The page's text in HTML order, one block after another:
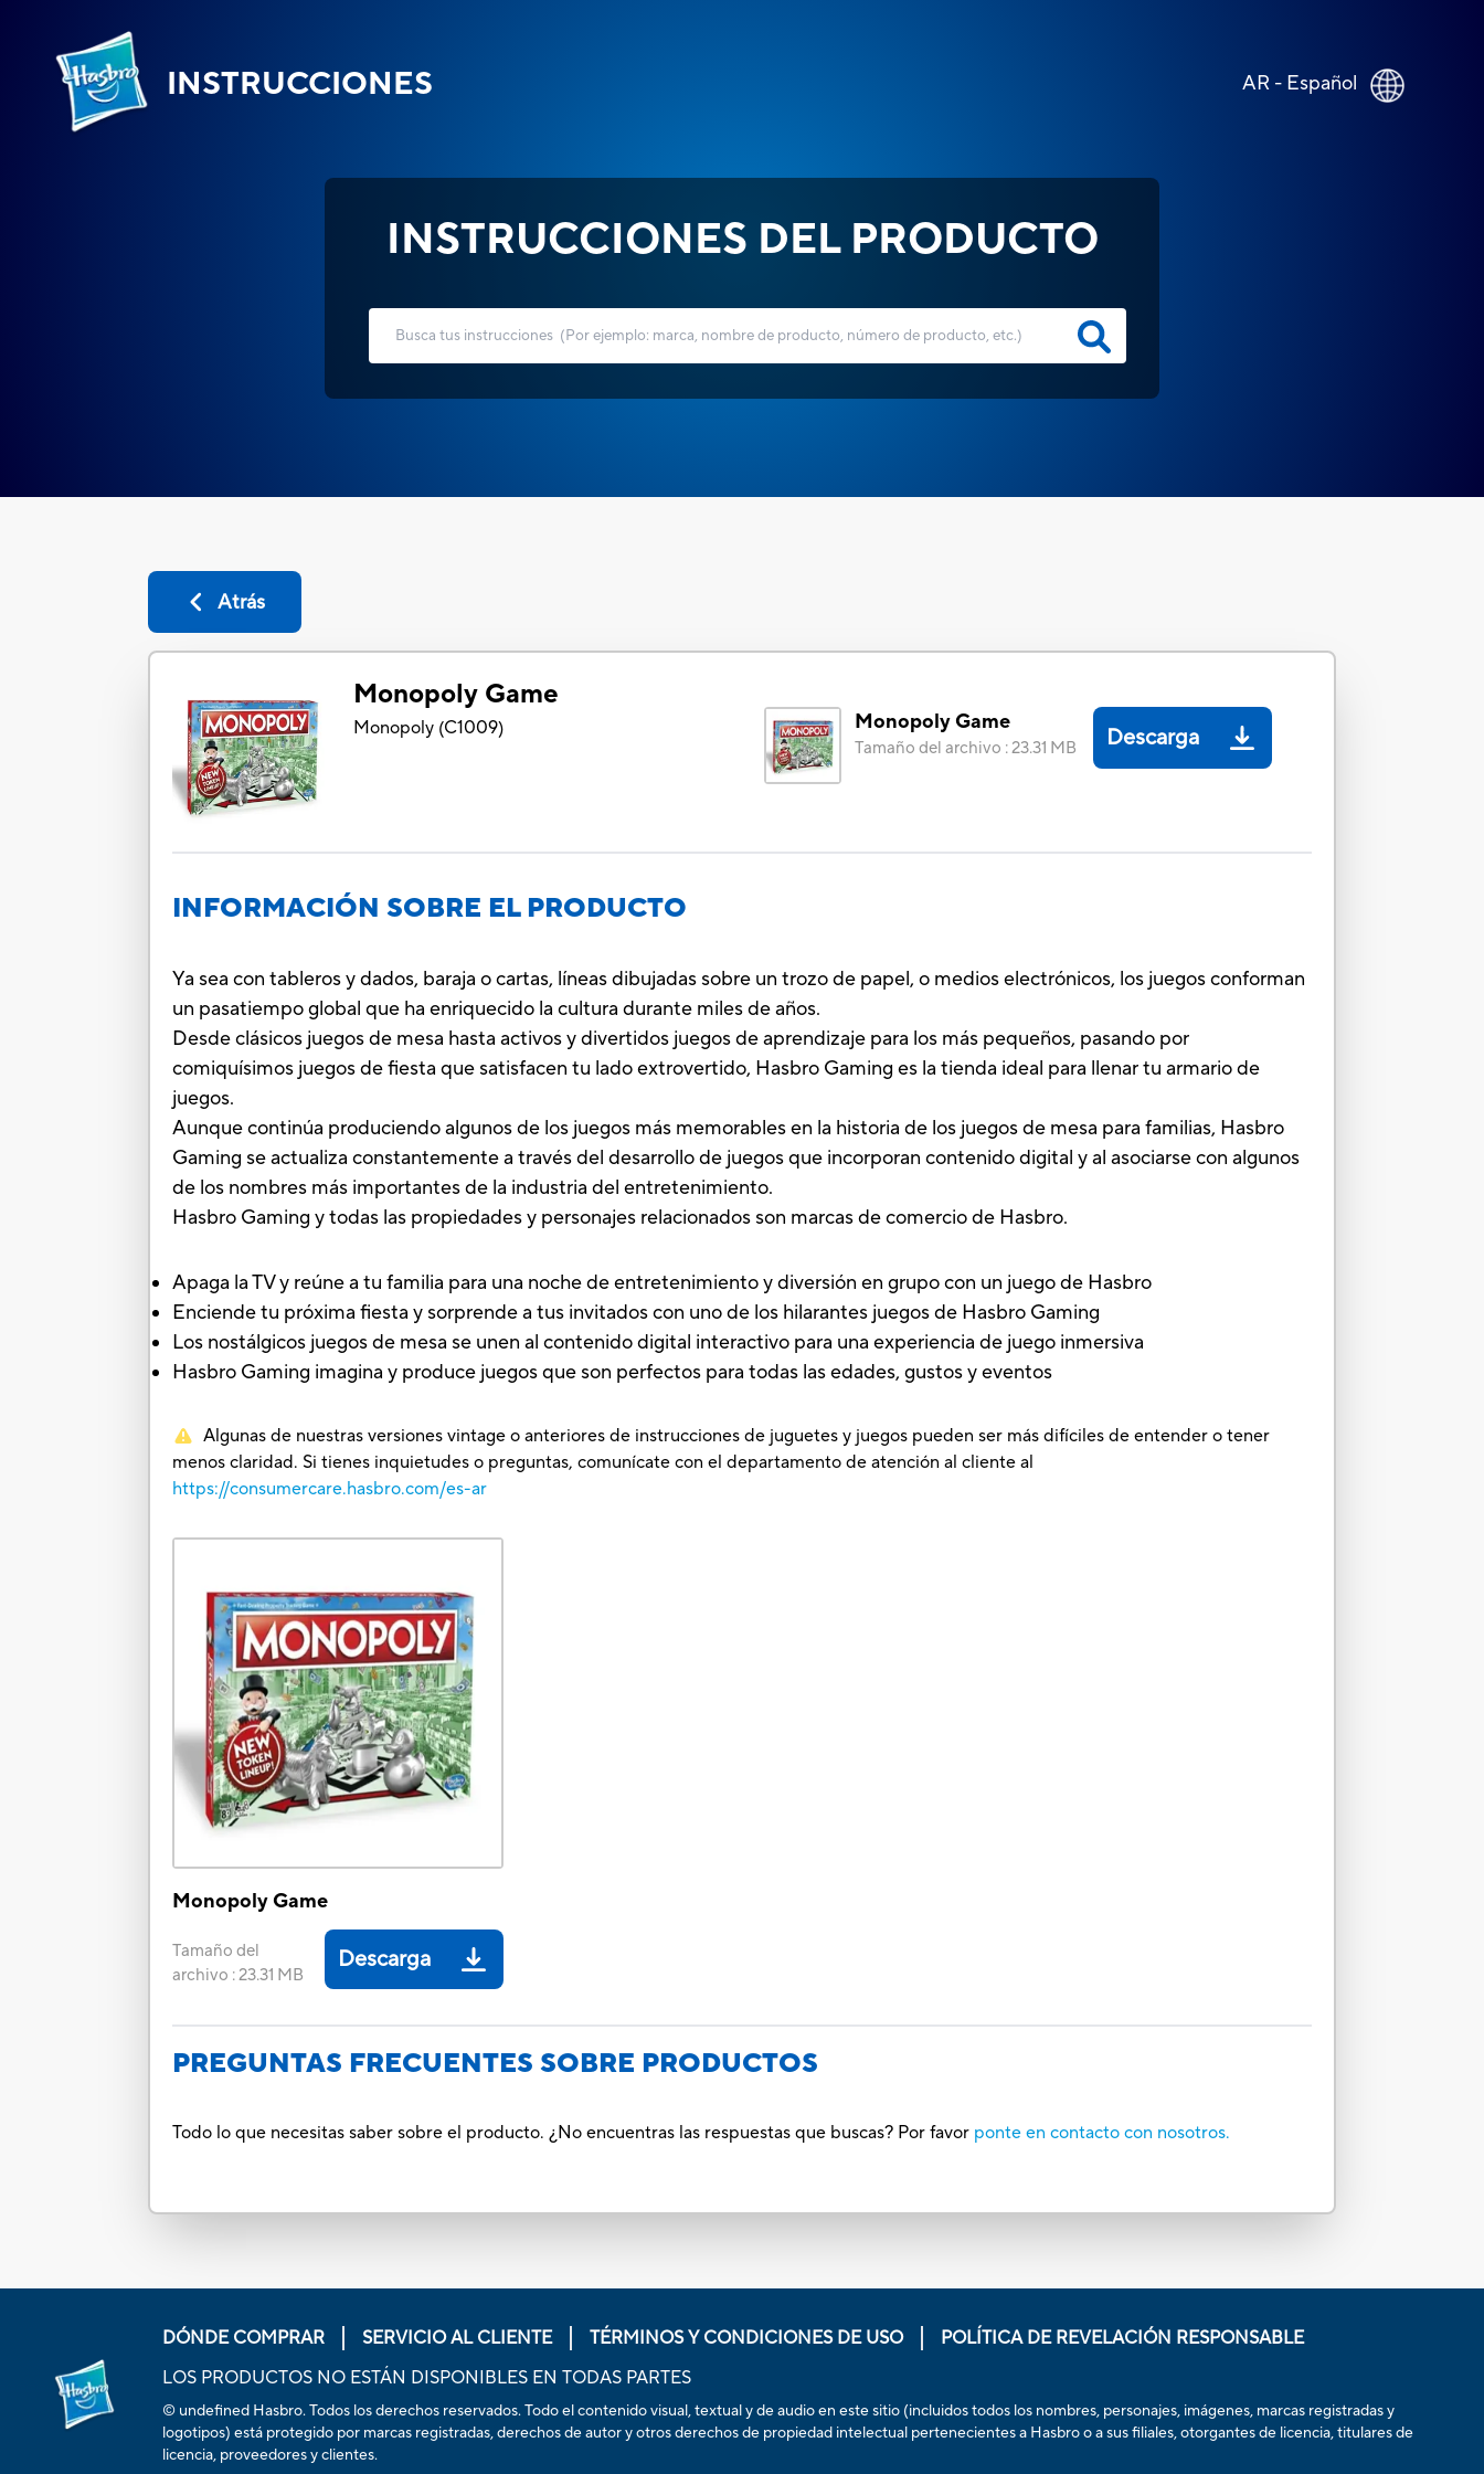
INSTRUCCIONES AR - Español
INSTRUCCIONES DEL PRODUCTO
Atrás
Monopoly Game
Monopoly (C1009) Monopoly Game
Tamaño del archivo :23.31 MB Descarga
INFORMACIÓN SOBRE EL PRODUCTO
Ya sea con tableros y dados, baraja o cartas, líneas dibujadas sobre un trozo de papel, o medios electrónicos, los juegos conforman
un pasatiempo global que ha enriquecido la cultura durante miles de años.
Desde clásicos juegos de mesa hasta activos y divertidos juegos de aprendizaje para los más pequeños, pasando por
comiquísimos juegos de fiesta que satisfacen tu lado extrovertido, Hasbro Gaming es la tienda ideal para llenar tu armario de
juegos.
Aunque continúa produciendo algunos de los juegos más memorables en la historia de los juegos de mesa para familias, Hasbro
Gaming se actualiza constantemente a través del desarrollo de juegos que incorporan contenido digital y al asociarse con algunos
de los nombres más importantes de la industria del entretenimiento.
Hasbro Gaming y todas las propiedades y personajes relacionados son marcas de comercio de Hasbro.
Apaga la TV y reúne a tu familia para una noche de entretenimiento y diversión en grupo con un juego de Hasbro
Enciende tu próxima fiesta y sorprende a tus invitados con uno de los hilarantes juegos de Hasbro Gaming
Los nostálgicos juegos de mesa se unen al contenido digital interactivo para una experiencia de juego inmersiva
Hasbro Gaming imagina y produce juegos que son perfectos para todas las edades, gustos y eventos
Algunas de nuestras versiones vintage o anteriores de instrucciones de juguetes y juegos pueden ser más difíciles de entender o tener
menos claridad. Si tienes inquietudes o preguntas, comunícate con el departamento de atención al cliente al
https://consumercare.hasbro.com/es-ar
Monopoly Game
Tamaño del
archivo :23.31 MB
Descarga
PREGUNTAS FRECUENTES SOBRE PRODUCTOS
Todo lo que necesitas saber sobre el producto. ¿No encuentras las respuestas que buscas? Por favor ponte en contacto con nosotros.
DÓNDE COMPRAR SERVICIO AL CLIENTE TÉRMINOS Y CONDICIONES DE USO
POLÍTICA DE REVELACIÓN RESPONSABLE
LOS PRODUCTOS NO ESTÁN DISPONIBLES EN TODAS PARTES
© undefined Hasbro. Todos los derechos reservados. Todo el contenido visual, textual y de audio en este sitio (incluidos todos los nombres, personajes, imágenes, marcas registradas y
logotipos) está protegido por marcas registradas, derechos de autor y otros derechos de propiedad intelectual pertenecientes a Hasbro o a sus filiales, otorgantes de licencia, titulares de
licencia, proveedores y clientes.